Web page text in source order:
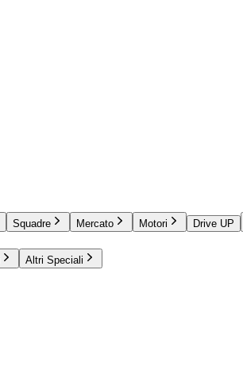
Squadre Mercato Motori Drive UP
Altri Speciali